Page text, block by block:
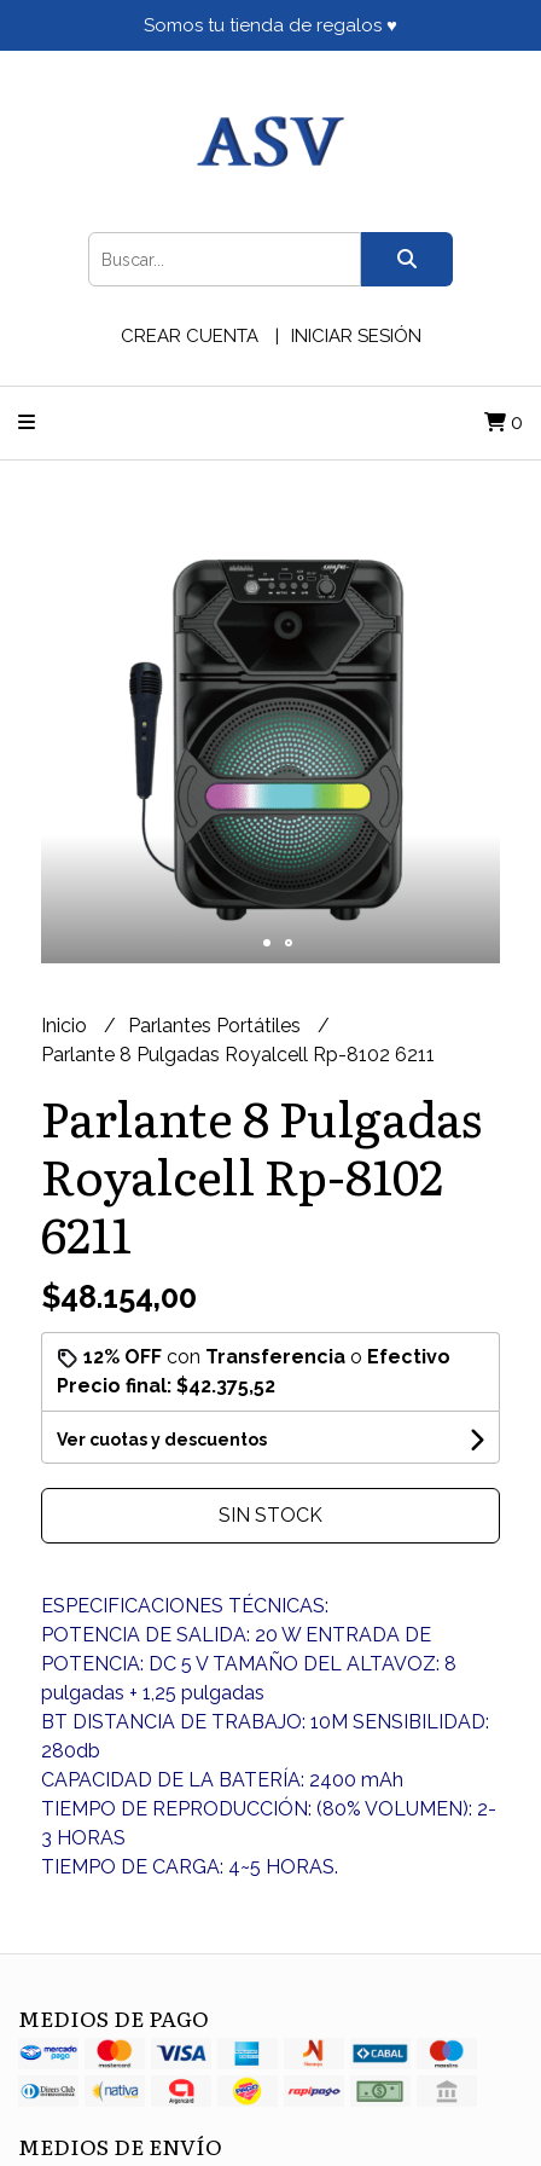
Somos tu tienda de regalos ♥
CREAR CUENTA INICIAR SESIÓN
0
Inicio
Parlantes Portátiles
Parlante 8 Pulgadas Royalcell Rp-8102 6211
Parlante 8 Pulgadas
Royalcell Rp-8102
6211
$48.154,00
12% OFFcon Transferenciao Efectivo
Precio final: $42.375,52
Ver cuotas y descuentos
SIN STOCK
ESPECIFICACIONES TÉCNICAS:
POTENCIA DE SALIDA: 20 W ENTRADA DE
POTENCIA: DC 5 V TAMAÑO DEL ALTAVOZ: 8
pulgadas + 1,25 pulgadas
BT DISTANCIA DE TRABAJO: 10M SENSIBILIDAD:
280db
CAPACIDAD DE LA BATERÍA: 2400 mAh
TIEMPO DE REPRODUCCIÓN: (80% VOLUMEN): 2-
3 HORAS
TIEMPO DE CARGA: 4~5 HORAS.
MEDIOS DE PAGO
MEDIOS DE ENVÍO